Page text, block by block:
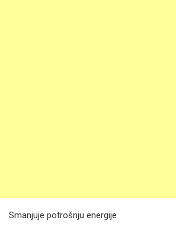
Smanjuje potrošnju energije